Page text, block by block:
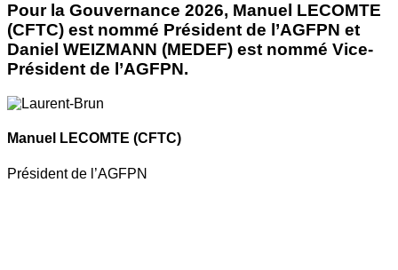
Pour la Gouvernance 2026, Manuel LECOMTE
(CFTC) est nommé Président de l’AGFPN et
Daniel WEIZMANN (MEDEF) est nommé Vice-
Président de l’AGFPN.
Manuel LECOMTE (CFTC)
Président de l’AGFPN